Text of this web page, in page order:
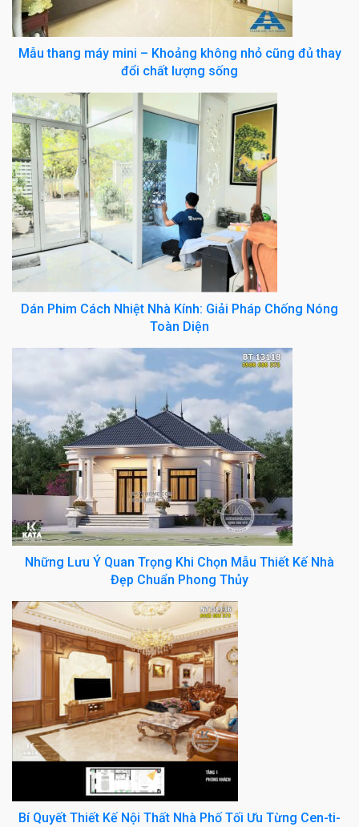
Mẫu thang máy mini – Khoảng không nhỏ cũng đủ thay
đổi chất lượng sống
Dán Phim Cách Nhiệt Nhà Kính: Giải Pháp Chống Nóng
Toàn Diện
Những Lưu Ý Quan Trọng Khi Chọn Mẫu Thiết Kế Nhà
Đẹp Chuẩn Phong Thủy
Bí Quyết Thiết Kế Nội Thất Nhà Phố Tối Ưu Từng Cen-ti-